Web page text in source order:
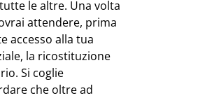
le altre. Una volta
attendere, prima
accesso alla tua
la ricostituzione
Si coglie
che oltre ad